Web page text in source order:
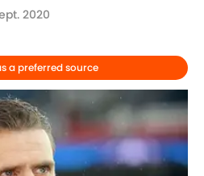
2020
a preferred source